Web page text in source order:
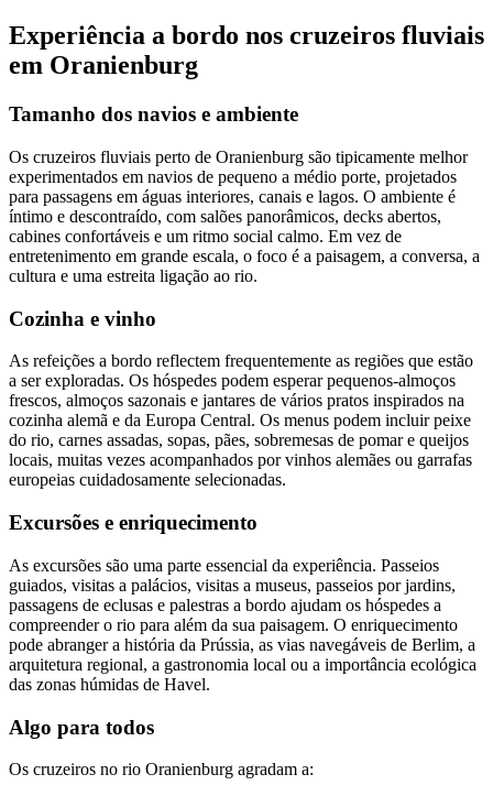
Experiência a bordo nos cruzeiros fluviais
em Oranienburg
Tamanho dos navios e ambiente
Os cruzeiros fluviais perto de Oranienburg são tipicamente melhor
experimentados em navios de pequeno a médio porte, projetados
para passagens em águas interiores, canais e lagos. O ambiente é
íntimo e descontraído, com salões panorâmicos, decks abertos,
cabines confortáveis e um ritmo social calmo. Em vez de
entretenimento em grande escala, o foco é a paisagem, a conversa, a
cultura e uma estreita ligação ao rio.
Cozinha e vinho
As refeições a bordo reflectem frequentemente as regiões que estão
a ser exploradas. Os hóspedes podem esperar pequenos-almoços
frescos, almoços sazonais e jantares de vários pratos inspirados na
cozinha alemã e da Europa Central. Os menus podem incluir peixe
do rio, carnes assadas, sopas, pães, sobremesas de pomar e queijos
locais, muitas vezes acompanhados por vinhos alemães ou garrafas
europeias cuidadosamente selecionadas.
Excursões e enriquecimento
As excursões são uma parte essencial da experiência. Passeios
guiados, visitas a palácios, visitas a museus, passeios por jardins,
passagens de eclusas e palestras a bordo ajudam os hóspedes a
compreender o rio para além da sua paisagem. O enriquecimento
pode abranger a história da Prússia, as vias navegáveis de Berlim, a
arquitetura regional, a gastronomia local ou a importância ecológica
das zonas húmidas de Havel.
Algo para todos
Os cruzeiros no rio Oranienburg agradam a: